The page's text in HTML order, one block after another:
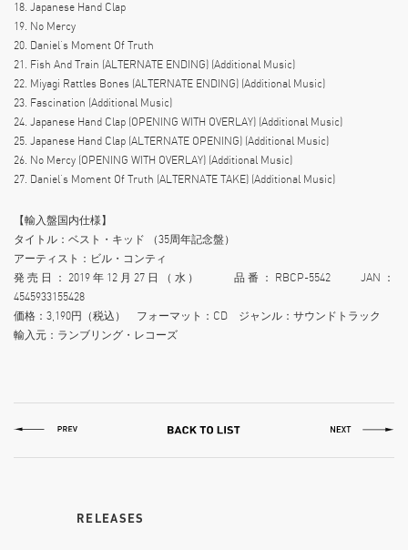
18. Japanese Hand Clap
19. No Mercy
20. Daniel’s Moment Of Truth
21. Fish And Train (ALTERNATE ENDING) (Additional Music)
22. Miyagi Rattles Bones (ALTERNATE ENDING) (Additional Music)
23. Fascination (Additional Music)
24. Japanese Hand Clap (OPENING WITH OVERLAY) (Additional Music)
25. Japanese Hand Clap (ALTERNATE OPENING) (Additional Music)
26. No Mercy (OPENING WITH OVERLAY) (Additional Music)
27. Daniel’s Moment Of Truth (ALTERNATE TAKE) (Additional Music)
【輸入盤国内仕様】
タイトル：ベスト・キッド （35周年記念盤）
アーティスト：ビル・コンティ
発売日：2019年12月27日（水） 品番：RBCP-5542 JAN：
4545933155428
価格：3,190円（税込） フォーマット：CD ジャンル：サウンドトラック
輸入元：ランブリング・レコーズ
RELEASES